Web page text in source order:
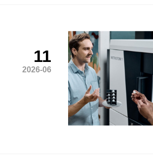
11
2026-06